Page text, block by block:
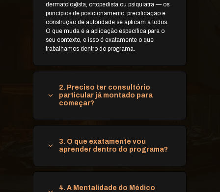
dermatologista, ortopedista ou psiquiatra — os
princípios de posicionamento, precificação e
construção de autoridade se aplicam a todos.
O que muda é a aplicação específica para o
seu contexto, e isso é exatamente o que
trabalhamos dentro do programa.
2. Preciso ter consultório
particular já montado para
começar?
construíram sua estrutura particular durante o
programa. O Método te guia desde o início,
3. O que exatamente vou
aprender dentro do programa?
culpa, a montar uma estrutura de atendimento
4. A Mentalidade do Médico